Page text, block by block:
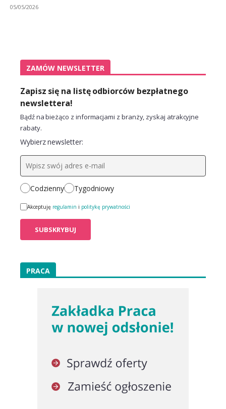
05/05/2026
ZAMÓW NEWSLETTER
Zapisz się na listę odbiorców bezpłatnego
newslettera!
Bądź na bieżąco z informacjami z branży, zyskaj atrakcyjne
rabaty.
Wybierz newsletter:
Codzienny Tygodniowy
Akceptuję regulamin i politykę prywatności
PRACA